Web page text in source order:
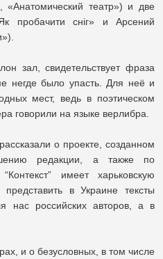
театр») и две
пробачити снiг» и Арсений
зал, свидетельствует фраза
негде было упасть. Для неё и
мест, ведь в поэтическом
говорили на языке верлибра.
о проекте, созданном
редакции, а также по
имеет харьковскую
в Украине тексты
нас российских авторов, а в
и о безусловных, в том числе